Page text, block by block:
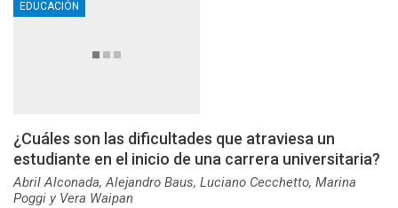
EDUCACIÓN
¿Cuáles son las dificultades que atraviesa un
estudiante en el inicio de una carrera universitaria?
Abril Alconada, Alejandro Baus, Luciano Cecchetto, Marina
Poggi y Vera Waipan